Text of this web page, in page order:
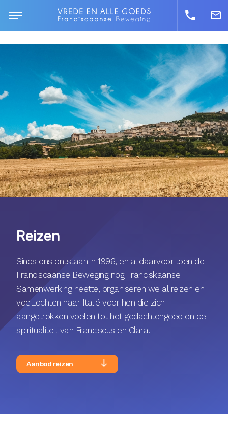
Reizen
Sinds ons ontstaan in 1996, en al daarvoor toen de
Franciscaanse Beweging nog Franciskaanse
Samenwerking heette, organiseren we al reizen en
voettochten naar Italië voor hen die zich
aangetrokken voelen tot het gedachtengoed en de
spiritualiteit van Franciscus en Clara.
Aanbod reizen